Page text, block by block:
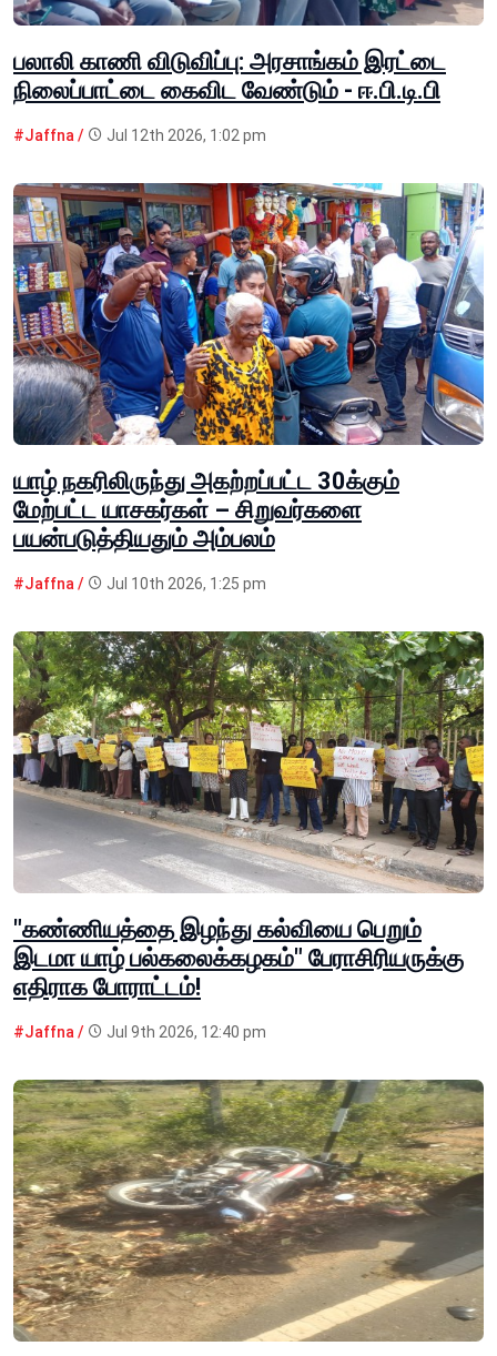
பலாலி காணி விடுவிப்பு: அரசாங்கம் இரட்டை
நிலைப்பாட்டை கைவிட வேண்டும் - ஈ.பி.டி.பி
#Jaffna / Jul 12th 2026, 1:02 pm
யாழ் நகரிலிருந்து அகற்றப்பட்ட 30க்கும்
மேற்பட்ட யாசகர்கள் – சிறுவர்களை
பயன்படுத்தியதும் அம்பலம்
#Jaffna / Jul 10th 2026, 1:25 pm
"கண்ணியத்தை இழந்து கல்வியை பெறும்
இடமா யாழ் பல்கலைக்கழகம்" பேராசிரியருக்கு
எதிராக போராட்டம்!
#Jaffna / Jul 9th 2026, 12:40 pm